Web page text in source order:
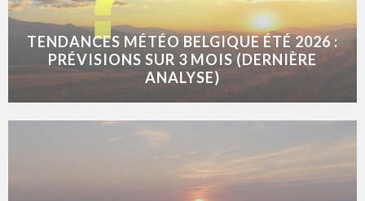
TENDANCES MÉTÉO BELGIQUE ÉTÉ 2026 :
PRÉVISIONS SUR 3 MOIS (DERNIÈRE
ANALYSE)